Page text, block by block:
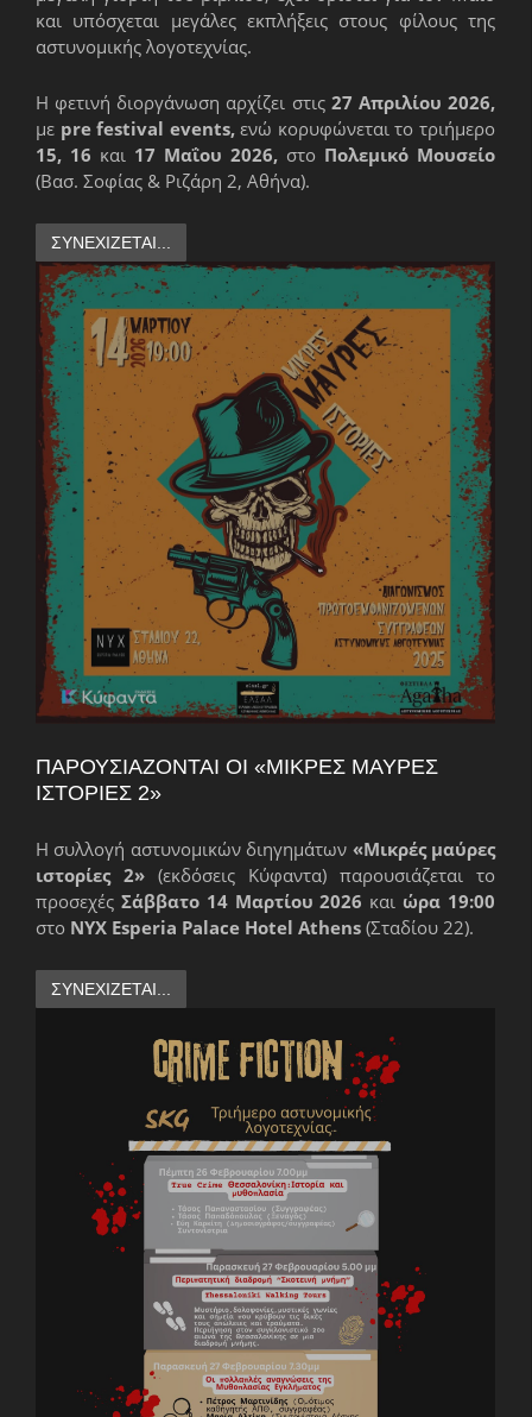
και υπόσχεται μεγάλες εκπλήξεις στους φίλους της
αστυνομικής λογοτεχνίας.
Η φετινή διοργάνωση αρχίζει στις 27 Απριλίου 2026,
με pre festival events,ενώ κορυφώνεται το τριήμερο
15, 16 και 17 Μαΐου 2026, στο Πολεμικό Μουσείο
(Βασ. Σοφίας & Ριζάρη 2, Αθήνα).
ΣΥΝΕΧΊΖΕΤΑΙ...
ΠΑΡΟΥΣΙΆΖΟΝΤΑΙ ΟΙ «ΜΙΚΡΈΣ ΜΑΎΡΕΣ
ΙΣΤΟΡΊΕΣ 2»
Η συλλογή αστυνομικών διηγημάτων «Μικρές μαύρες
ιστορίες 2» (εκδόσεις Κύφαντα) παρουσιάζεται το
προσεχές Σάββατο 14 Μαρτίου 2026 και ώρα 19:00
στο NYX Esperia Palace Hotel Athens (Σταδίου 22).
ΣΥΝΕΧΊΖΕΤΑΙ...